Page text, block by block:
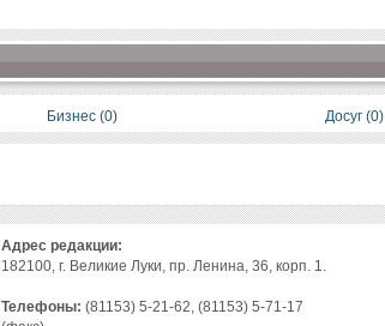
Бизнес (0) Досуг (0)
Адрес редакции:
182100, г. Великие Луки, пр. Ленина, 36, корп. 1.
Телефоны: (81153) 5-21-62, (81153) 5-71-17